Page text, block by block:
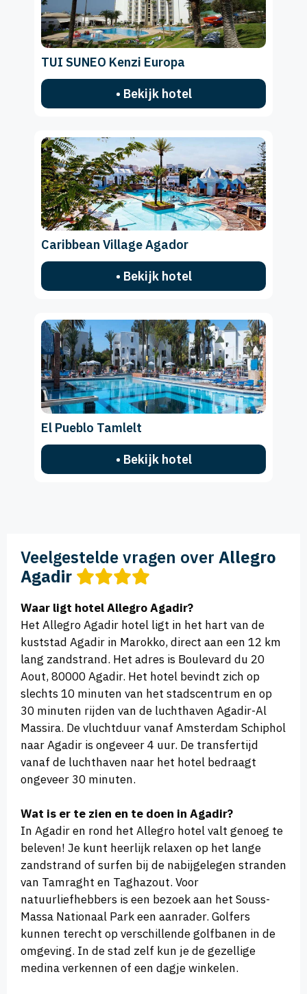
TUI SUNEO Kenzi Europa
• Bekijk hotel
Caribbean Village Agador
• Bekijk hotel
El Pueblo Tamlelt
• Bekijk hotel
Veelgestelde vragen over Allegro
Agadir
Waar ligt hotel Allegro Agadir?
Het Allegro Agadir hotel ligt in het hart van de
kuststad Agadir in Marokko, direct aan een 12 km
lang zandstrand. Het adres is Boulevard du 20
Aout, 80000 Agadir. Het hotel bevindt zich op
slechts 10 minuten van het stadscentrum en op
30 minuten rijden van de luchthaven Agadir-Al
Massira. De vluchtduur vanaf Amsterdam Schiphol
naar Agadir is ongeveer 4 uur. De transfertijd
vanaf de luchthaven naar het hotel bedraagt
ongeveer 30 minuten.
Wat is er te zien en te doen in Agadir?
In Agadir en rond het Allegro hotel valt genoeg te
beleven! Je kunt heerlijk relaxen op het lange
zandstrand of surfen bij de nabijgelegen stranden
van Tamraght en Taghazout. Voor
natuurliefhebbers is een bezoek aan het Souss-
Massa Nationaal Park een aanrader. Golfers
kunnen terecht op verschillende golfbanen in de
omgeving. In de stad zelf kun je de gezellige
medina verkennen of een dagje winkelen.